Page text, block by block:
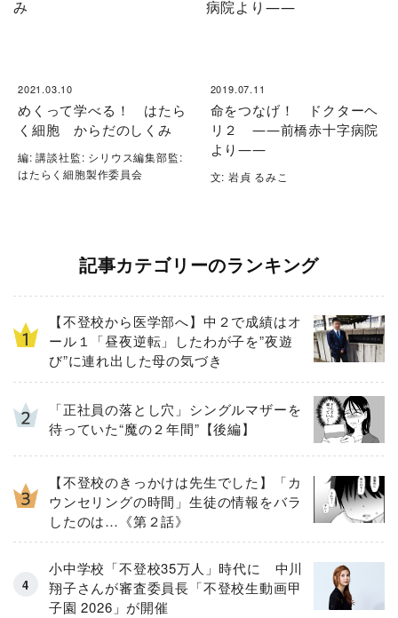
2021.03.10
めくって学べる！ はたら
く細胞 からだのしくみ
編: 講談社監: シリウス編集部監:
はたらく細胞製作委員会
2019.07.11
命をつなげ！ ドクターヘ
リ２ ――前橋赤十字病院
より――
文: 岩貞 るみこ
記事カテゴリーのランキング
【不登校から医学部へ】中２で成績はオ
ール１「昼夜逆転」したわが子を”夜遊
び”に連れ出した母の気づき
「正社員の落とし穴」シングルマザーを
待っていた“魔の２年間”【後編】
【不登校のきっかけは先生でした】「カ
ウンセリングの時間」生徒の情報をバラ
したのは…《第２話》
小中学校「不登校35万人」時代に 中川
翔子さんが審査委員長「不登校生動画甲
子園 2026」が開催